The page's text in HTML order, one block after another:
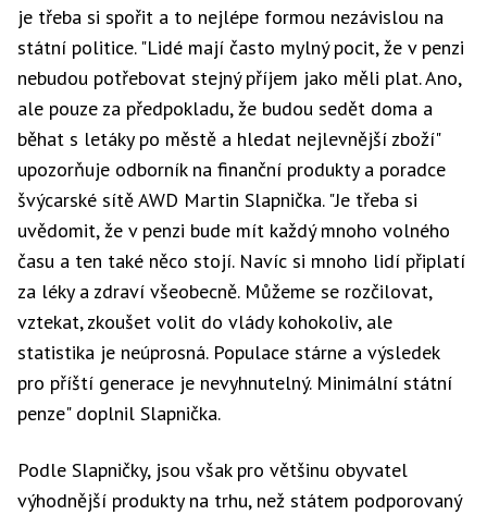
je třeba si spořit a to nejlépe formou nezávislou na
státní politice. "Lidé mají často mylný pocit, že v penzi
nebudou potřebovat stejný příjem jako měli plat. Ano,
ale pouze za předpokladu, že budou sedět doma a
běhat s letáky po městě a hledat nejlevnější zboží"
upozorňuje odborník na finanční produkty a poradce
švýcarské sítě AWD Martin Slapnička. "Je třeba si
uvědomit, že v penzi bude mít každý mnoho volného
času a ten také něco stojí. Navíc si mnoho lidí připlatí
za léky a zdraví všeobecně. Můžeme se rozčilovat,
vztekat, zkoušet volit do vlády kohokoliv, ale
statistika je neúprosná. Populace stárne a výsledek
pro příští generace je nevyhnutelný. Minimální státní
penze" doplnil Slapnička.
Podle Slapničky, jsou však pro většinu obyvatel
výhodnější produkty na trhu, než státem podporovaný